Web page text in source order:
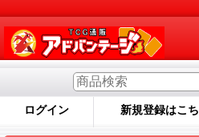
ログイン 新規登録はこ